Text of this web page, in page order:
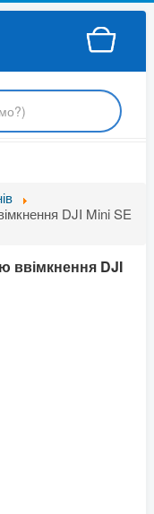
DJI Mini SE
ввімкнення DJI